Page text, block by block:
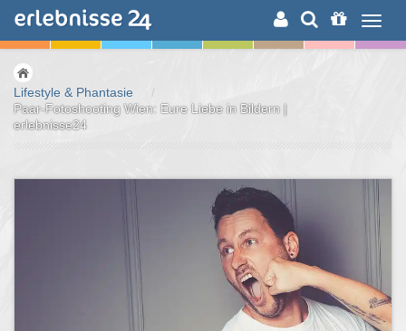
ERLEBNISSUCHE
Lifestyle & Phantasie
/
Paar-Fotoshooting Wien: Eure Liebe in Bildern |
erlebnisse24